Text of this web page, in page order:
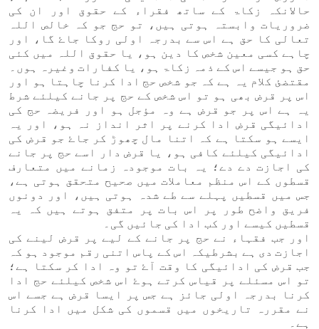
حالانکہ زکاۃ کے ساتھ فقراء کے حقوق اور ان کی
ضروریات وابستہ ہوتی ہیں، تو حج جو کہ خالص اللہ
تعالی کا حق ہے اس سے بدرجہ اولی روکا جاۓ گا، اور
چاہے کسی معین شخص کا دین ہو، یا حقوق اللہ میں کئی
حق ہو جیسے اس کے ذمہ زکاۃ ہو، یا کفارات وغیرہ ہوں۔
مقتضئ کلام یہ ہے کہ جو شخص حج ادا کرنا چاہتا ہو اور
اس پر قرض بھی ہو تو اس شخص کے حج پر جانے کیلئے شرط
یہ ہے اس پر جو قرض ہے وہ مؤجل ہو اور فریضہ حج کی
ادائیگی قرض ادا کرنے پر اثر انداز نہ ہو، اور یہ
ایسے ہو سکتا ہے کہ اتنا مال چھوڑ کر جاۓ جو قرض کی
ادائیگی کیلئے کافی ہو، یا قرض دار اسے حج پر جانے
کی اجازت دے دے؛ یہ بات موجودہ زمانے میں متعارف
قسطوں کے اس منظم معاملات میں صحیح متحقق ہوتی ہے،
جس میں قسطیں پہلے سے طے شدہ ہوتی ہیں، اور دونوں
فریق واضح طور پر اس بات پر متفق ہوتے ہیں کہ یہ
قسطیں کیسے اور کب ادا کی جائیں گی۔
اور جب فقہاء نے حج پر جانے کے لیے پر قرض لینے کی
اجازت دی ہے بشرطیکہ اس کے پاس اتنی رقم موجود ہو کہ
جب قرض کی ادائیگی کا وقت آۓ تو وہ ادا کر سکتا ہے؛
تو اس مسئلے پر قیاس کرتے ہوۓ اس شخص کیلئے حج ادا
کرنا بدرجہ اولی جائز ہے جس پر ایسا قرض ہے جسے اس
نے مقررہ تاریخوں میں قسموں کی شکل میں ادا کرنا
ہے۔